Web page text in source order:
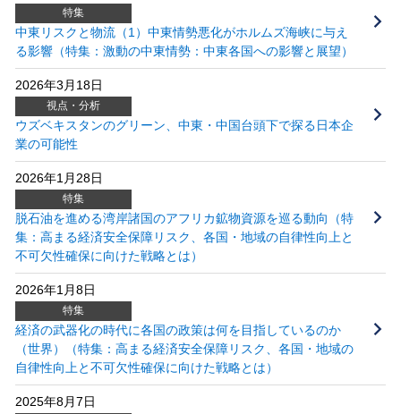
特集
中東リスクと物流（1）中東情勢悪化がホルムズ海峡に与え
る影響（特集：激動の中東情勢：中東各国への影響と展望）
2026年3月18日
視点・分析
ウズベキスタンのグリーン、中東・中国台頭下で探る日本企
業の可能性
2026年1月28日
特集
脱石油を進める湾岸諸国のアフリカ鉱物資源を巡る動向（特
集：高まる経済安全保障リスク、各国・地域の自律性向上と
不可欠性確保に向けた戦略とは）
2026年1月8日
特集
経済の武器化の時代に各国の政策は何を目指しているのか
（世界）（特集：高まる経済安全保障リスク、各国・地域の
自律性向上と不可欠性確保に向けた戦略とは）
2025年8月7日